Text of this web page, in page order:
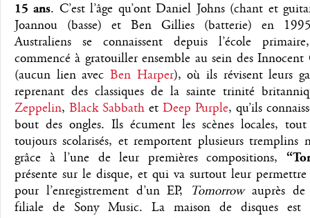
15 ans. C’est l’âge qu’ont Daniel Johns (chant et
Joannou (basse) et Ben Gillies (batterie) en
Australiens se connaissent depuis l’école
commencé à gratouiller ensemble au sein des Innocent
(aucun lien avec Ben Harper), où ils révisent leurs
reprenant des classiques de la sainte trinité
Zeppelin,Black Sabbath etDeep Purple, qu’ils
bout des ongles. Ils écument les scènes locales,
toujours scolarisés, et remportent plusieurs tremplins
grâce à l’une de leur premières compositions,
présente sur le disque, et qui va surtout leur permettre
pour l’enregistrement d’un EP, Tomorrowauprès de
filiale de Sony Music. La maison de disques est